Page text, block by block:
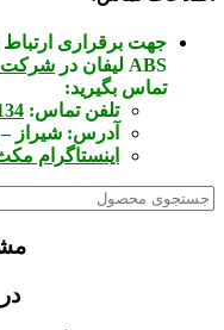
جهت برقراری
ABS لیفان در
شرکت
تماس بگیرید:
تلفن تماس:
آدرس: شیراز –
اینستاگرام